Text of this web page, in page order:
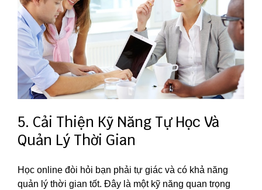
5. Cải Thiện Kỹ Năng Tự Học Và
Quản Lý Thời Gian
Học online đòi hỏi bạn phải tự giác và có khả năng
quản lý thời gian tốt. Đây là một kỹ năng quan trọng